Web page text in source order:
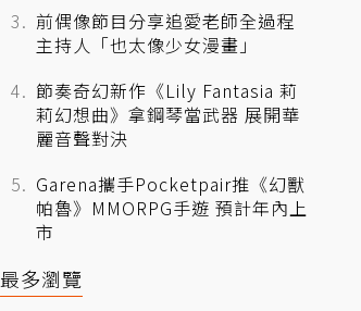
前偶像節目分享追愛老師全過程
主持人「也太像少女漫畫」
節奏奇幻新作《Lily Fantasia 莉
莉幻想曲》拿鋼琴當武器 展開華
麗音聲對決
Garena攜手Pocketpair推《幻獸
帕魯》MMORPG手遊 預計年內上
市
最多瀏覽